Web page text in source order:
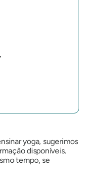
yoga, sugerimos
disponíveis.
tempo, se